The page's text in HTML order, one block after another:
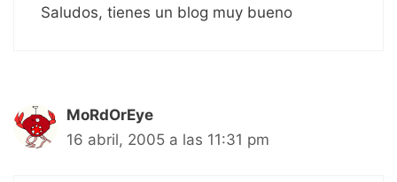
Saludos, tienes un blog muy bueno
MoRdOrEye
16 abril, 2005 a las 11:31 pm